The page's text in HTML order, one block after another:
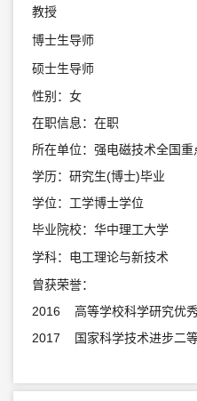
教授
博士生导师
硕士生导师
性别：女
在职信息：在职
所在单位：强电磁技术全国重
学历：研究生(博士)毕业
学位：工学博士学位
毕业院校：华中理工大学
学科：电工理论与新技术
曾获荣誉：
2016 高等学校科学研究优
2017 国家科学技术进步二